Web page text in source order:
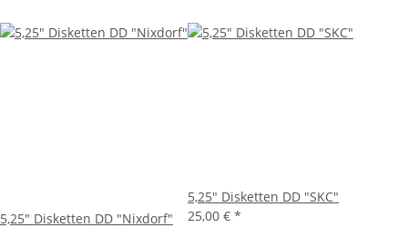
5,25" Disketten DD "Nixdorf"
5,25" Disketten DD "SKC"
25,00 € *